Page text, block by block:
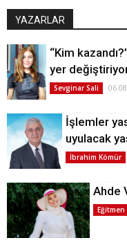
YAZARLAR
“Kim
yer
Sevginar Sali
İşlemler
uyulacak
İbrahim Kömür
Ahde
Eğitmen